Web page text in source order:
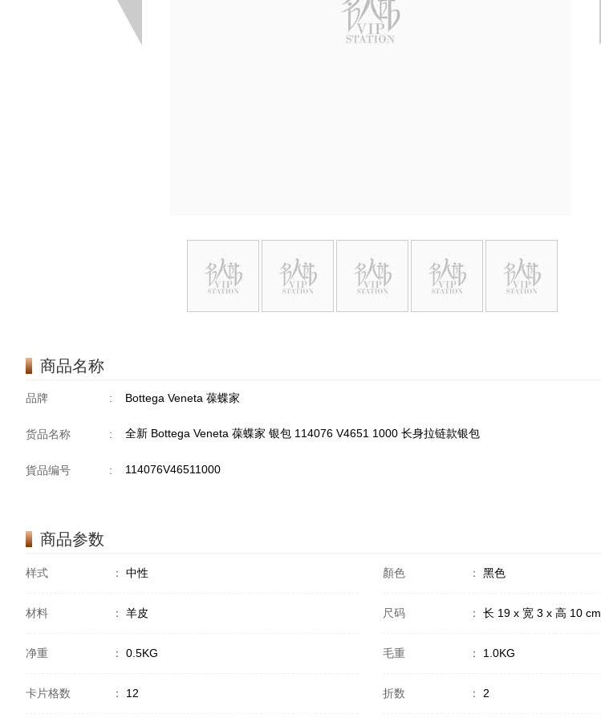
商品名称
品牌 : Bottega Veneta 葆蝶家
货品名称 : 全新 Bottega Veneta 葆蝶家 银包 114076 V4651 1000 长身拉链款银包
貨品编号 : 114076V46511000
商品参数
样式 ： 中性 顏色 ： 黑色
材料 ： 羊皮 尺码 ： 长 19 x 宽 3 x 高 10 cm
净重 ： 0.5KG 毛重 ： 1.0KG
卡片格数 ： 12 折数 ： 2